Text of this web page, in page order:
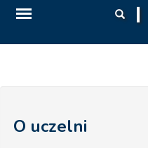
wyszukiwania
O uczelni